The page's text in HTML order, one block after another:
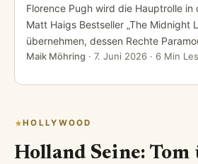
Florence Pugh wird die Hauptrolle in
Matt Haigs Bestseller „The Midnight
übernehmen, dessen Rechte
Maik Möhring · 7. Juni 2026 · 6 Min
HOLLYWOOD
Holland Seine: Tom